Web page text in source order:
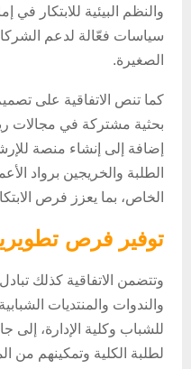
والنظم البيئية للابتكار في
سياسات فعّالة لدعم
الصغيرة.
كما تنص الاتفاقية على
بحثية مشتركة في مجالات
إضافة إلى إنشاء منصة
الطلبة والخريجين برواد
الخاص، بما يعزز فرص
توفير فرص
وتتضمن الاتفاقية كذلك
والندوات والمنتديات
للشباب وكلية الإدارة، إلى
لطلبة الكلية وتمكينهم من